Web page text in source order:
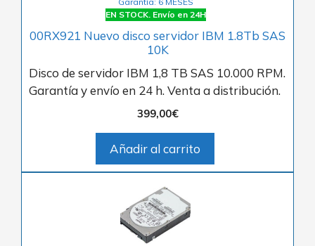
EN STOCK. Envío en 24H
00RX921 Nuevo disco servidor IBM 1.8Tb SAS
10K
Disco de servidor IBM 1,8 TB SAS 10.000 RPM.
Garantía y envío en 24 h. Venta a distribución.
399,00€
Añadir al carrito